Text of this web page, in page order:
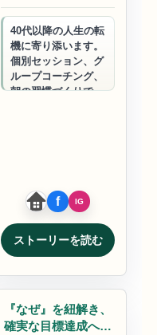
40代以降の人生の転
機に寄り添います。
個別セッション、グ
ループコーチング、
朝の習慣づくりで、
ストーリーを読む
『なぜ』を紐解き、
確実な目標達成へ。